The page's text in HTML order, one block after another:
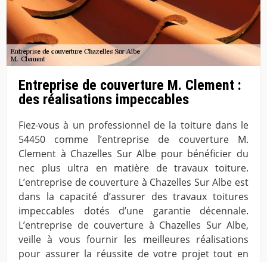
Entreprise de couverture M. Clement :
des réalisations impeccables
Fiez-vous à un professionnel de la toiture dans le
54450 comme l’entreprise de couverture M.
Clement à Chazelles Sur Albe pour bénéficier du
nec plus ultra en matière de travaux toiture.
L’entreprise de couverture à Chazelles Sur Albe est
dans la capacité d’assurer des travaux toitures
impeccables dotés d’une garantie décennale.
L’entreprise de couverture à Chazelles Sur Albe,
veille à vous fournir les meilleures réalisations
pour assurer la réussite de votre projet tout en